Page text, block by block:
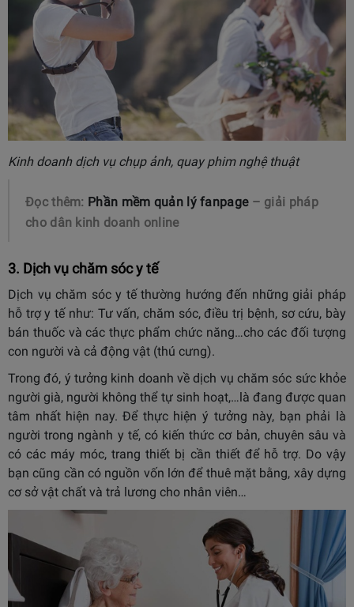
Kinh doanh dịch vụ chụp ảnh, quay phim nghệ thuật
Đọc thêm: Phần mềm quản lý fanpage– giải pháp
cho dân kinh doanh online
3. Dịch vụ chăm sóc y tế
Dịch vụ chăm sóc y tế thường hướng đến những giải pháp
hỗ trợ y tế như: Tư vấn, chăm sóc, điều trị bệnh, sơ cứu, bày
bán thuốc và các thực phẩm chức năng…cho các đối tượng
con người và cả động vật (thú cưng).
Trong đó, ý tưởng kinh doanh về dịch vụ chăm sóc sức khỏe
người già, người không thể tự sinh hoạt,…là đang được quan
tâm nhất hiện nay. Để thực hiện ý tưởng này, bạn phải là
người trong ngành y tế, có kiến thức cơ bản, chuyên sâu và
có các máy móc, trang thiết bị cần thiết để hỗ trợ. Do vậy
bạn cũng cần có nguồn vốn lớn để thuê mặt bằng, xây dựng
cơ sở vật chất và trả lương cho nhân viên…